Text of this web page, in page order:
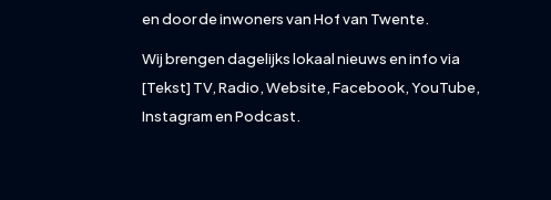
en door de inwoners van Hof van Twente.
Wij brengen dagelijks lokaal nieuws en info via
[Tekst] TV, Radio, Website, Facebook, YouTube,
Instagram en Podcast.